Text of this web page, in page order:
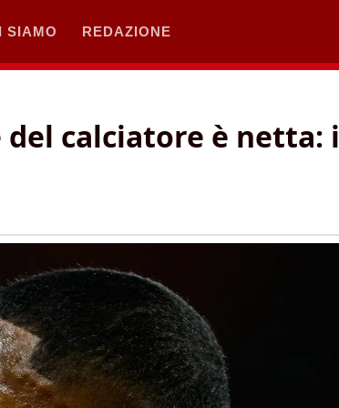
SIAMO REDAZIONE
calciatore è netta: i